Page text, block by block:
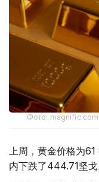
Фото: magnific.com
上周，黄金价格为
内下跌了444.71坚戈